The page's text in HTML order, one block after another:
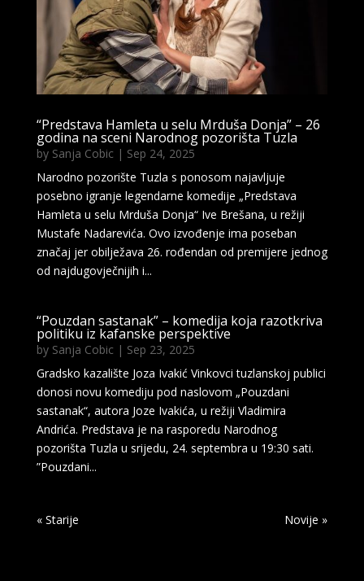
“Predstava Hamleta u selu Mrduša Donja” – 26
godina na sceni Narodnog pozorišta Tuzla
by Sanja Cobic| Sep 24, 2025
Narodno pozorište Tuzla s ponosom najavljuje
posebno igranje legendarne komedije „Predstava
Hamleta u selu Mrduša Donja“ Ive Brešana, u režiji
Mustafe Nadarevića. Ovo izvođenje ima poseban
značaj jer obilježava 26. rođendan od premijere jednog
od najdugovječnijih i...
“Pouzdan sastanak” – komedija koja razotkriva
politiku iz kafanske perspektive
by Sanja Cobic| Sep 23, 2025
Gradsko kazalište Joza Ivakić Vinkovci tuzlanskoj publici
donosi novu komediju pod naslovom „Pouzdani
sastanak“, autora Joze Ivakića, u režiji Vladimira
Andrića. Predstava je na rasporedu Narodnog
pozorišta Tuzla u srijedu, 24. septembra u 19:30 sati.
”Pouzdani...
« Older Entries Next Entries »